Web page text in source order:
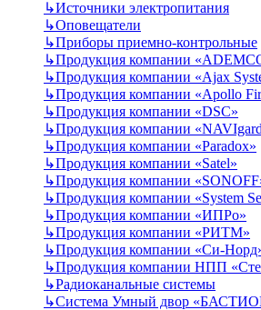
↳Источники электропитания
↳Оповещатели
↳Приборы приемно-контрольные
↳Продукция компании
↳Продукция компании «Ajax
↳Продукция компании «Apollo
↳Продукция компании «DSC»
↳Продукция компании
↳Продукция компании «Paradox»
↳Продукция компании «Satel»
↳Продукция компании
↳Продукция компании «System
↳Продукция компании «ИПРо»
↳Продукция компании «РИТМ»
↳Продукция компании «Си-
↳Продукция компании НПП
↳Радиоканальные системы
↳Система Умный двор